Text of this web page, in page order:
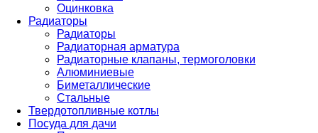
Оцинковка
Радиаторы
Радиаторы
Радиаторная арматура
Радиаторные клапаны, термоголовки
Алюминиевые
Биметаллические
Стальные
Твердотопливные котлы
Посуда для дачи